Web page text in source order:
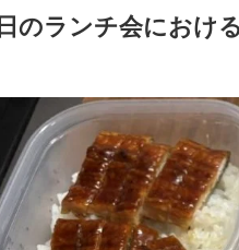
日のランチ会におけ